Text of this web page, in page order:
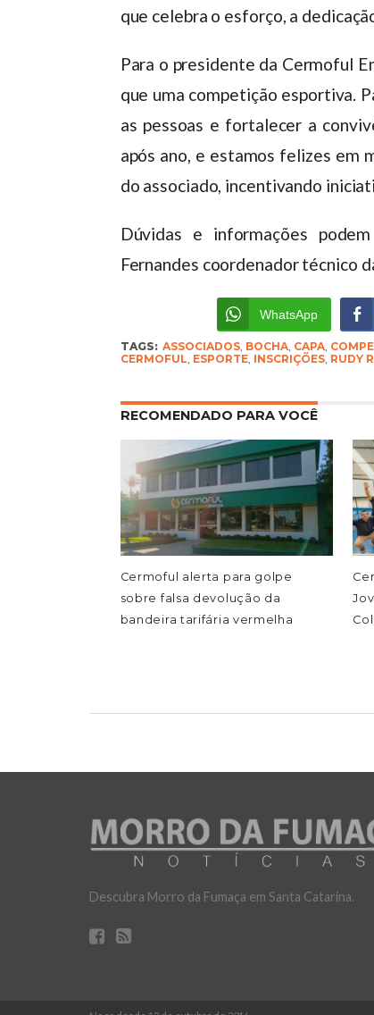
que celebra o esforço, a
Para o presidente da Cermoful
que uma competição esportiva.
as pessoas e fortalecer a
após ano, e estamos felizes em
do associado, incentivando
Dúvidas e informações
Fernandes coordenador técnico
WhatsApp
TAGS: ASSOCIADOS, BOCHA, CAPA,
CERMOFUL, ESPORTE, INSCRIÇÕES, RUDY
RECOMENDADO PARA VOCÊ
Cermoful alerta para golpe
sobre falsa devolução da
bandeira tarifária vermelha
Descubra Morro da Fumaça em Santa Catarina.